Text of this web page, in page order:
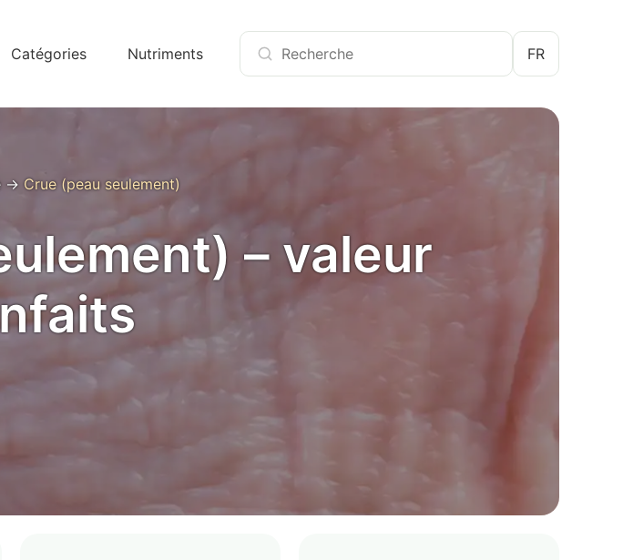
FR
Catégories Nutriments
→ Crue (peau seulement)
– valeur